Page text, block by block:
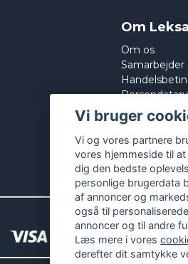
Om
Om os
Cookies
Vi bruger
Vi og vores partnere
vores hjemmeside til
dig den bedste
personlige brugerdata
af annoncer og
også til
annoncer og til andre
Læs mere i vores
derefter dit samtykke